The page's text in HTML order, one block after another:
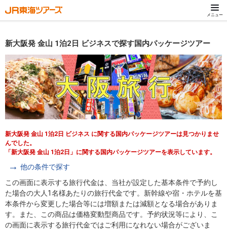
メニュー
新大阪発 金山 1泊2日 ビジネスで探す国内パッケージツアー
新大阪発 金山 1泊2日 ビジネス に関する国内パッケージツアーは見つかりませ
んでした。
「新大阪発 金山 1泊2日」に関する国内パッケージツアーを表示しています。
他の条件で探す
この画面に表示する旅行代金は、当社が設定した基本条件で予約し
た場合の大人1名様あたりの旅行代金です。新幹線や宿・ホテルを基
本条件から変更した場合等には増額または減額となる場合がありま
す。また、この商品は価格変動型商品です。予約状況等により、こ
の画面に表示する旅行代金ではご利用になれない場合がございま